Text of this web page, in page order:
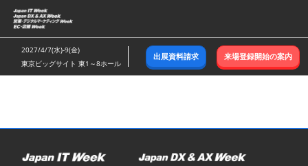
ス
キ
ッ
し
む
2027/4/7(水)-9(金)
東京ビッグサイト 東1～8ホール
出展資料請求 来場登録開始の案内